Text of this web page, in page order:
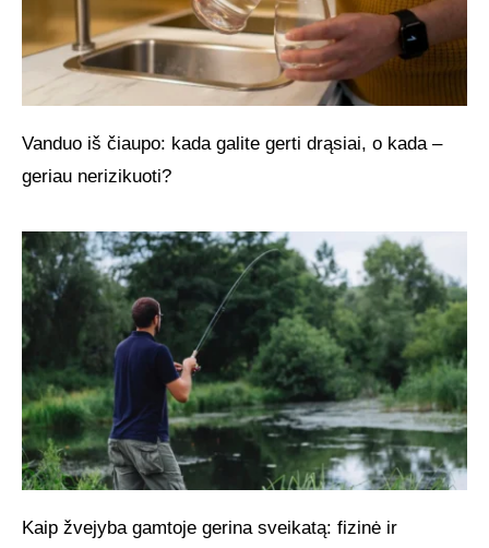
Vanduo iš čiaupo: kada galite gerti drąsiai, o kada –
geriau nerizikuoti?
Kaip žvejyba gamtoje gerina sveikatą: fizinė ir